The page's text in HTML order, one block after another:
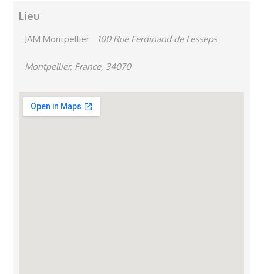
Lieu
JAM Montpellier 100 Rue Ferdinand de Lesseps
Montpellier, France, 34070